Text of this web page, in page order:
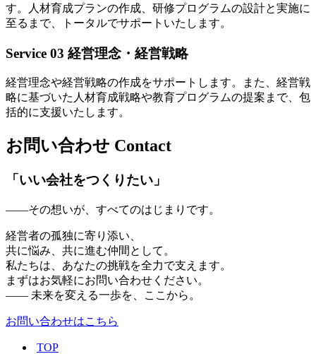
す。人材育成プランの作成、研修プログラムの設計と実施に
至るまで、トータルでサポートいたします。
Service 03 経営理念・経営戦略
経営理念や経営戦略の作成をサポートします。また、経営戦
略に基づいた人材育成戦略や教育プログラムの提案まで、包
括的に支援いたします。
お問い合わせ Contact
「いい会社をつくりたい」
——その想いが、すべてのはじまりです。
経営者の孤独に寄り添い、
共に悩み、共に進む仲間として。
私たちは、あなたの挑戦を全力で支えます。
まずはお気軽にお問い合わせください。
—— 未来を変える一歩を、ここから。
お問い合わせはこちら
TOP